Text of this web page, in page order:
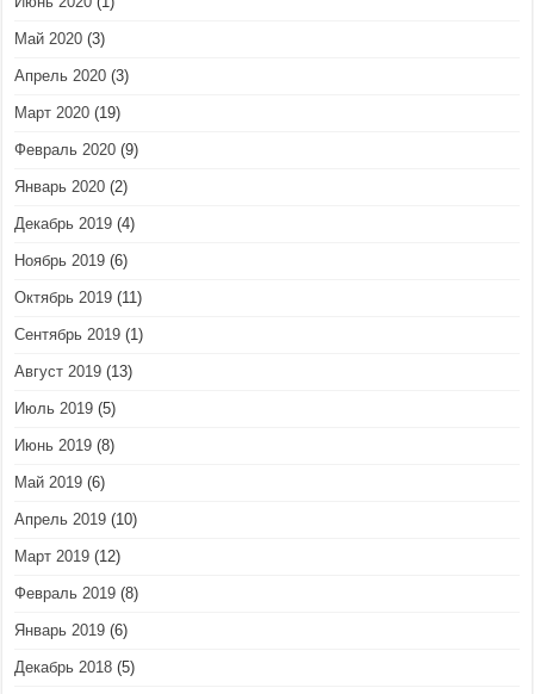
Май 2020 (3)
Апрель 2020 (3)
Март 2020 (19)
Февраль 2020 (9)
Январь 2020 (2)
Декабрь 2019 (4)
Ноябрь 2019 (6)
Октябрь 2019 (11)
Сентябрь 2019 (1)
Август 2019 (13)
Июль 2019 (5)
Июнь 2019 (8)
Май 2019 (6)
Апрель 2019 (10)
Март 2019 (12)
Февраль 2019 (8)
Январь 2019 (6)
Декабрь 2018 (5)